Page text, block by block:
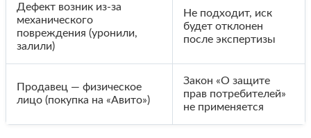
Дефект возник из-за
механического
повреждения (уронили,
залили)
Не подходит, иск
будет отклонен
после экспертизы
Продавец — физическое
лицо (покупка на «Авито»)
Закон «О защите
прав потребителей»
не применяется